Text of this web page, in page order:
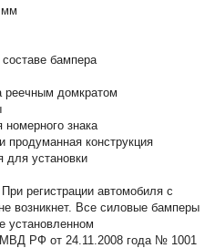
мм
бампера
домкратом
номерного знака
продуманная конструкция
для установки
регистрации автомобиля с
возникнет. Все силовые бамперы
установленном
РФ от 24.11.2008 года № 1001